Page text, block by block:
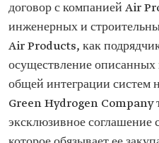
договор с компанией Air
инженерных и
Air Products, как
осуществление
общей интеграции систем
Green Hydrogen Company
эксклюзивное